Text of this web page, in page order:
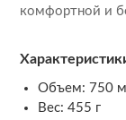
комфортной и
Объем: 750
Вес: 455 г